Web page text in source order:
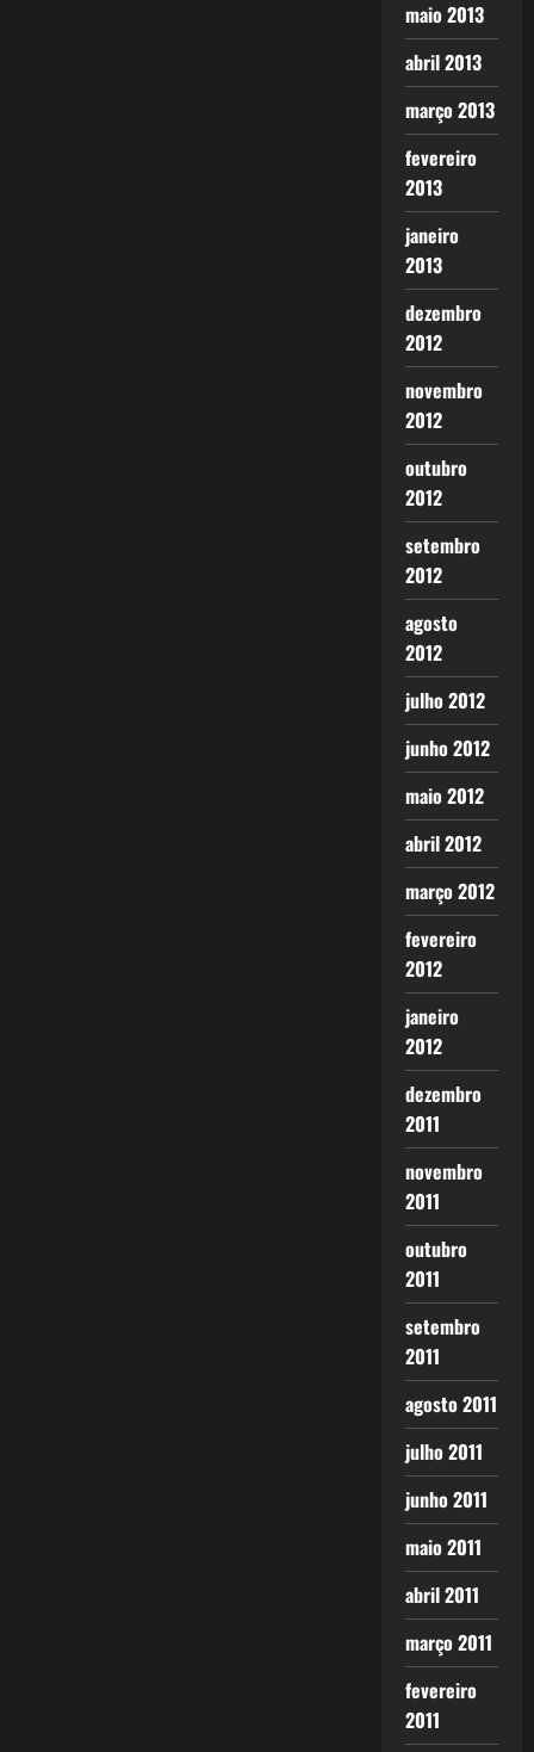
maio 2013
abril 2013
março 2013
fevereiro
2013
janeiro
2013
dezembro
2012
novembro
2012
outubro
2012
setembro
2012
agosto
2012
julho 2012
junho 2012
maio 2012
abril 2012
março 2012
fevereiro
2012
janeiro
2012
dezembro
2011
novembro
2011
outubro
2011
setembro
2011
agosto 2011
julho 2011
junho 2011
maio 2011
abril 2011
março 2011
fevereiro
2011